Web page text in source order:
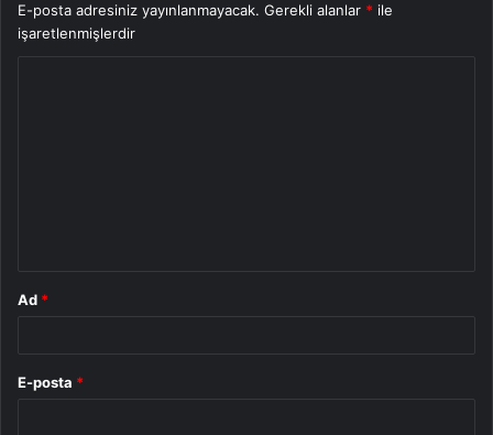
E-posta adresiniz yayınlanmayacak. Gerekli alanlar * ile
işaretlenmişlerdir
Ad *
E-posta *